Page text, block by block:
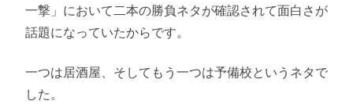
一撃」において二本の勝負ネタが確認されて面白さが
話題になっていたからです。
一つは居酒屋、そしてもう一つは予備校というネタで
した。